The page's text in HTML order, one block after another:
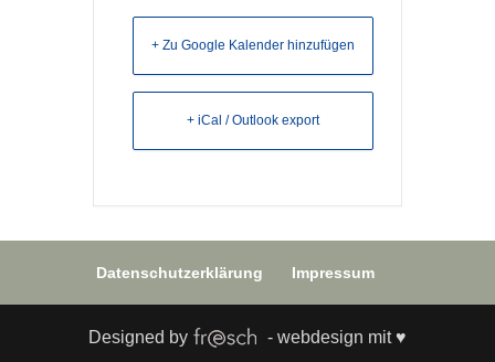
+ Zu Google Kalender hinzufügen
+ iCal / Outlook export
Datenschutzerklärung Impressum
Designed by - webdesign mit ♥